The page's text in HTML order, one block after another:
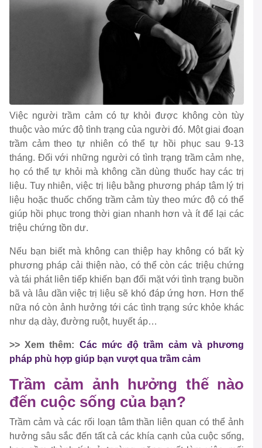
Việc người trầm cảm có tự khỏi được không còn tùy
thuộc vào mức độ tình trạng của người đó. Một giai đoạn
trầm cảm theo tự nhiên có thể tự hồi phục sau 9-13
tháng. Đối với những người có tình trạng trầm cảm nhẹ,
họ có thể tự khỏi mà không cần dùng thuốc hay các trị
liệu. Tuy nhiên, việc trị liệu bằng phương pháp tâm lý trị
liệu hoặc thuốc chống trầm cảm tùy theo mức độ có thể
giúp hồi phục trong thời gian nhanh hơn và ít để lại các
triệu chứng tồn dư.
Nếu bạn biết mà không can thiệp hay không có bất kỳ
phương pháp cải thiện nào, có thể còn các triệu chứng
và tái phát liên tiếp khiến bạn đối mặt với tình trạng buồn
bã và lâu dần việc trị liệu sẽ khó đáp ứng hơn. Hơn thế
nữa nó còn ảnh hưởng tới các tình trạng sức khỏe khác
như dạ dày, đường ruột, huyết áp…
>> Xem thêm: Các mức độ trầm cảm và phương
pháp phù hợp giúp bạn vượt qua trầm cảm
Trầm cảm ảnh hưởng thế nào
đến cuộc sống của bạn?
Trầm cảm và các rối loạn tâm thần liên quan có thể ảnh
hưởng sâu sắc đến tất cả các khía cạnh của cuộc sống,